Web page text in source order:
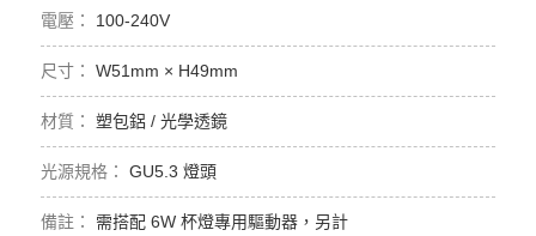
100-240V
W51mm × H49mm
塑包鋁 / 光學透鏡
GU5.3 燈頭
需搭配 6W 杯燈專用驅動器，另計